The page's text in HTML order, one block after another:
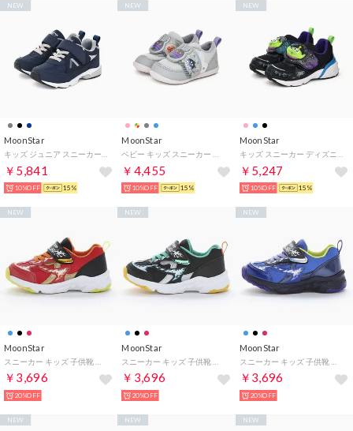
MoonStar
￥5,841
NEW
10%OFF 15%
MoonStar
￥4,455
NEW
10%OFF 15%
MoonStar
￥5,247
NEW
10%OFF 15%
MoonStar
￥3,696
NEW
20%OFF
MoonStar
￥3,696
NEW
20%OFF
MoonStar
￥3,696
NEW
20%OFF
NEW NEW NEW